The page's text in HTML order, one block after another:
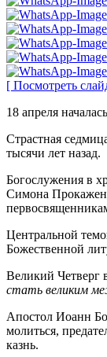
[ Посмотреть
18 апреля
Страстная
тысячи лет назад.
Богослужения в
Симона
Центральной
Божественной
Великий Четверг
стать великим
Апостол Иоанн
молиться,
казнь.